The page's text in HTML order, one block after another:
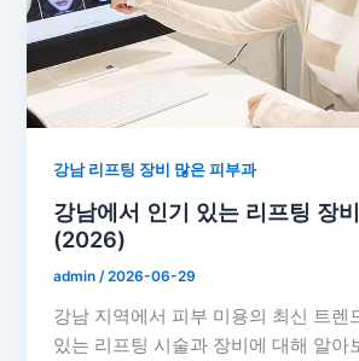
강남 리프팅 장비 많은 피부과
강남에서 인기 있는 리프팅 장
(2026)
admin /2026-06-29
강남 지역에서 피부 미용의 최신 트렌
있는 리프팅 시술과 장비에 대해 알아